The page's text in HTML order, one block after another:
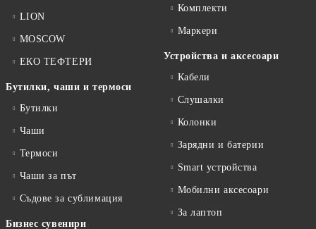
LION
MOSCOW
ЕКО ТЕФТЕРИ
Бутилки, чаши и термоси
Бутилки
Чаши
Термоси
Чаши за път
Съдове за сублимация
Бизнес сувенири
Комплекти
Маркери
Устройства и аксесоари
Кабели
Слушалки
Колонки
Зарядни и батерии
Smart устройства
Мобилни аксесоари
За лаптоп